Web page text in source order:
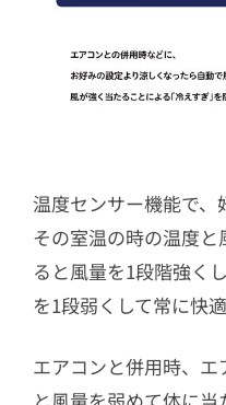
温度センサー機能で
その室温の時の温度
ると風量を1段階強く
を1段弱くして常に快
エアコンと併用時、